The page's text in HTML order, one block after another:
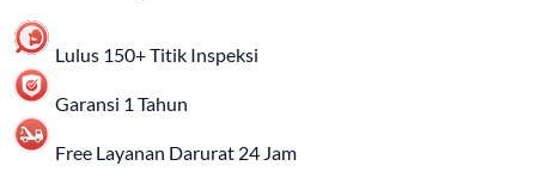
Lulus 150+ Titik Inspeksi
Garansi 1 Tahun
Free Layanan Darurat 24 Jam